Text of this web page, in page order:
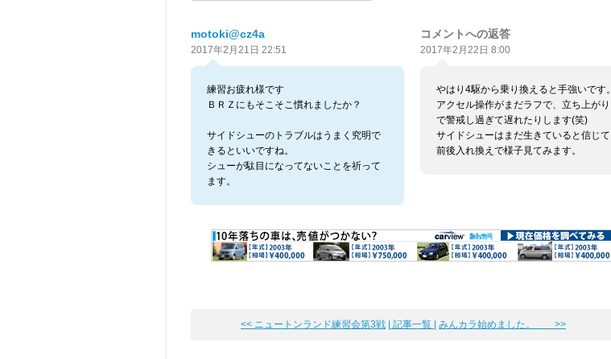
motoki@cz4a
2017年2月21日 22:51
練習お疲れ様です
ＢＲＺにもそこそこ慣れましたか？
サイドシューのトラブルはうまく究明で
きるといいですね。
シューが駄目になってないことを祈って
ます。
コメントへの返答
2017年2月22日 8:00
やはり4駆から乗り換えると手強いです。
アクセル操作がまだラフで、立ち上がり
で警戒し過ぎて遅れたりします(笑)
サイドシューはまだ生きていると信じて
前後入れ換えで様子見てみます。
<< ニュートンランド練習会第3戦 | 記事一覧 | みんカラ始めました。 >>